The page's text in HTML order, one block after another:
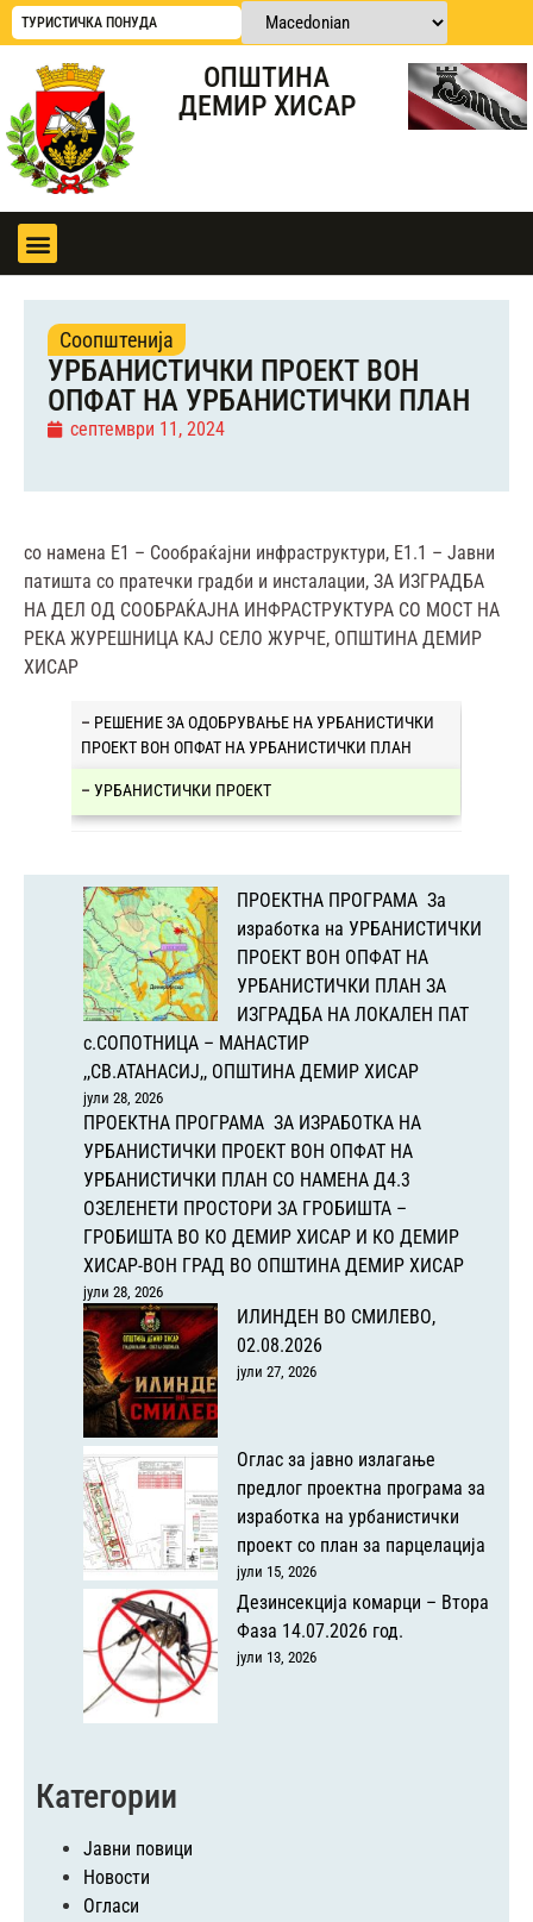
ТУРИСТИЧКА ПОНУДА
ОПШТИНА
ДЕМИР ХИСАР
Соопштенија
УРБАНИСТИЧКИ ПРОЕКТ ВОН
ОПФАТ НА УРБАНИСТИЧКИ ПЛАН
септември 11, 2024
со намена Е1 – Сообраќајни инфраструктури, Е1.1 – Јавни
патишта со пратечки градби и инсталации, ЗА ИЗГРАДБА
НА ДЕЛ ОД СООБРАЌАЈНА ИНФРАСТРУКТУРА СО МОСТ НА
РЕКА ЖУРЕШНИЦА КАЈ СЕЛО ЖУРЧЕ, ОПШТИНА ДЕМИР
ХИСАР
– РЕШЕНИЕ ЗА ОДОБРУВАЊЕ НА УРБАНИСТИЧКИ
ПРОЕКТ ВОН ОПФАТ НА УРБАНИСТИЧКИ ПЛАН
–УРБАНИСТИЧКИ ПРОЕКТ
ПРОЕКТНА ПРОГРАМА За
изработка на УРБАНИСТИЧКИ
ПРОЕКТ ВОН ОПФАТ НА
УРБАНИСТИЧКИ ПЛАН ЗА
ИЗГРАДБА НА ЛОКАЛЕН ПАТ
с.СОПОТНИЦА – МАНАСТИР
,,СВ.АТАНАСИЈ,, ОПШТИНА ДЕМИР ХИСАР
јули 28, 2026
ПРОЕКТНА ПРОГРАМА ЗА ИЗРАБОТКА НА
УРБАНИСТИЧКИ ПРОЕКТ ВОН ОПФАТ НА
УРБАНИСТИЧКИ ПЛАН СО НАМЕНА Д4.3
ОЗЕЛЕНЕТИ ПРОСТОРИ ЗА ГРОБИШТА –
ГРОБИШТА ВО КО ДЕМИР ХИСАР И КО ДЕМИР
ХИСАР-ВОН ГРАД ВО ОПШТИНА ДЕМИР ХИСАР
јули 28, 2026
ИЛИНДЕН ВО СМИЛЕВО,
02.08.2026
јули 27, 2026
Оглас за јавно излагање
предлог проектна програма за
изработка на урбанистички
проект со план за парцелација
јули 15, 2026
Дезинсекција комарци – Втора
Фаза 14.07.2026 год.
јули 13, 2026
Категории
Јавни повици
Новости
Огласи